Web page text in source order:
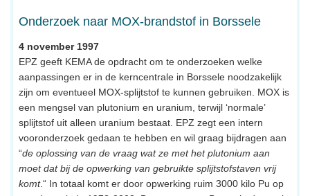
Onderzoek naar MOX-brandstof in Borssele
4 november 1997
EPZ geeft KEMA de opdracht om te onderzoeken welke
aanpassingen er in de kerncentrale in Borssele noodzakelijk
zijn om eventueel MOX-splijtstof te kunnen gebruiken. MOX is
een mengsel van plutonium en uranium, terwijl ‘normale’
splijtstof uit alleen uranium bestaat. EPZ zegt een intern
vooronderzoek gedaan te hebben en wil graag bijdragen aan
“de oplossing van de vraag wat ze met het plutonium aan
moet dat bij de opwerking van gebruikte splijtstofstaven vrij
komt.“ In totaal komt er door opwerking ruim 3000 kilo Pu op